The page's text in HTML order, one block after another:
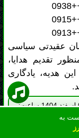
( امتیاز کل 0 توسط 0
به